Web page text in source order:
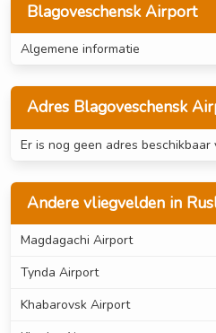
Blagoveschensk Airport
Algemene informatie
Adres Blagoveschensk
Er is nog geen adres
Andere vliegvelden in
Magdagachi Airport
Tynda Airport
Khabarovsk Airport